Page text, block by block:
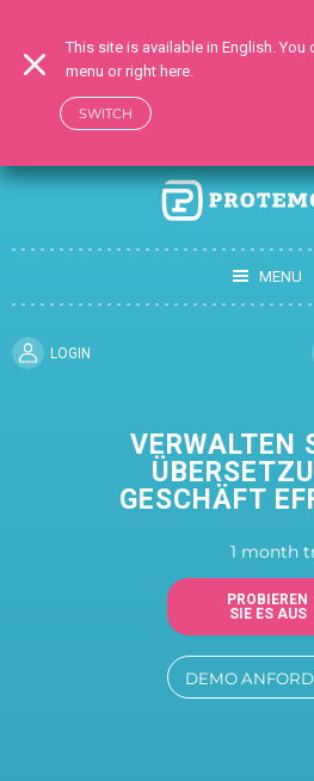
MENU
LOGIN
VERWALTEN
GESCHÄFT
1 month
PROBIEREN
SIE ES AUS
DEMO
This site is available in English.
menu or right here.
SWITCH